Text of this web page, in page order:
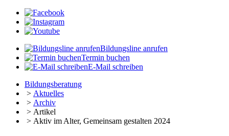
Bildungsline anrufen
Termin buchen
E-Mail schreiben
Bildungsberatung
> Aktuelles
> Archiv
> Artikel
> Aktiv im Alter, Gemeinsam gestalten 2024